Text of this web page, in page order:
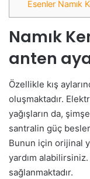
Esenler Namık
Namık
anten
Özellikle kış
oluşmaktadır.
yağışların da,
santralin güç
Bunun için orijinal
yardım
sağlanmaktadır.